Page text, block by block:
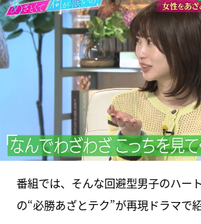
番組では、そんな回避型男子のハー
の“必勝あざとテク”が再現ドラマで